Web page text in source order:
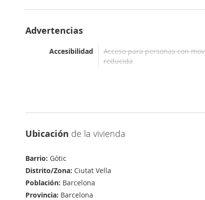
Advertencias
Accesibilidad
Acceso para personas con
reducida
Ubicación de la vivienda
Barrio: Gòtic
Distrito/Zona: Ciutat Vella
Población: Barcelona
Provincia: Barcelona